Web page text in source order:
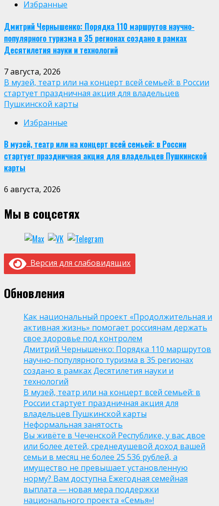
Избранные
Дмитрий Чернышенко: Порядка 110 маршрутов научно-
популярного туризма в 35 регионах создано в рамках
Десятилетия науки и технологий
7 августа, 2026
В музей, театр или на концерт всей семьей: в России
стартует праздничная акция для владельцев
Пушкинской карты
Избранные
В музей, театр или на концерт всей семьей: в России
стартует праздничная акция для владельцев Пушкинской
карты
6 августа, 2026
Мы в соцсетях
Версия для слабовидящих
Обновления
Как национальный проект «Продолжительная и
активная жизнь» помогает россиянам держать
свое здоровье под контролем
Дмитрий Чернышенко: Порядка 110 маршрутов
научно-популярного туризма в 35 регионах
создано в рамках Десятилетия науки и
технологий
В музей, театр или на концерт всей семьей: в
России стартует праздничная акция для
владельцев Пушкинской карты
Неформальная занятость
Вы живёте в Чеченской Республике, у вас двое
или более детей, среднедушевой доход вашей
семьи в месяц не более 25 536 рублей, а
имущество не превышает установленную
норму? Вам доступна Ежегодная семейная
выплата — новая мера поддержки
национального проекта «Семья»!